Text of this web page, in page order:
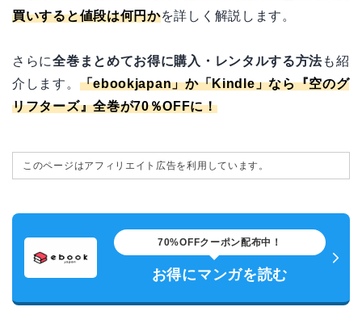
買いすると値段は何円かを詳しく解説します。
さらに全巻まとめてお得に購入・レンタルする方法も紹
介します。 「ebookjapan」か「Kindle」なら『空のグ
リフターズ』全巻が70％OFFに！
このページはアフィリエイト広告を利用しています。
70%OFFクーポン配布中！
お得にマンガを読む